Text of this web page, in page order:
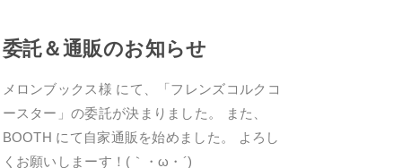
委託＆通販のお知らせ
メロンブックス様 にて、「フレンズコルクコ
ースター」の委託が決まりました。 また、
BOOTH にて自家通販を始めました。 よろし
くお願いしまーす！(｀・ω・´)